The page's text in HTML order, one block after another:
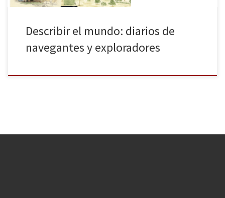
Describir el mundo: diarios de
navegantes y exploradores